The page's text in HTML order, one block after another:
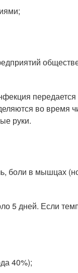
во время
руки.
боли в мышцах
5 дней. Если
40%);